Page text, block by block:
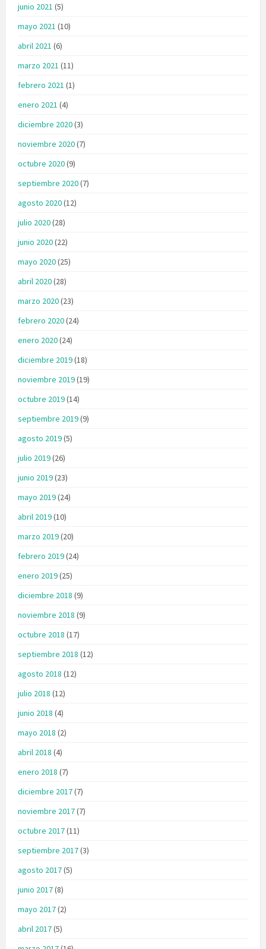
junio 2021 (5)
mayo 2021 (10)
abril 2021 (6)
marzo 2021 (11)
febrero 2021 (1)
enero 2021 (4)
diciembre 2020(3)
noviembre 2020(7)
octubre 2020(9)
septiembre 2020(7)
agosto 2020(12)
julio 2020(28)
junio 2020(22)
mayo 2020(25)
abril 2020(28)
marzo 2020(23)
febrero 2020(24)
enero 2020(24)
diciembre 2019(18)
noviembre 2019(19)
octubre 2019(14)
septiembre 2019(9)
agosto 2019(5)
julio 2019(26)
junio 2019(23)
mayo 2019(24)
abril 2019(10)
marzo 2019(20)
febrero 2019(24)
enero 2019(25)
diciembre 2018 (9)
noviembre 2018 (9)
octubre 2018 (17)
septiembre 2018 (12)
agosto 2018 (12)
julio 2018 (12)
junio 2018 (4)
mayo 2018 (2)
abril 2018 (4)
enero 2018 (7)
diciembre 2017(7)
noviembre 2017(7)
octubre 2017(11)
septiembre 2017(3)
agosto 2017(5)
junio 2017(8)
mayo 2017(2)
abril 2017(5)